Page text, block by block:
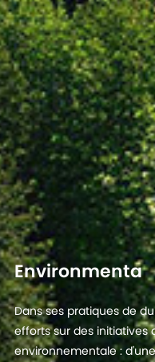
Environmenta
Dans ses pratiques de
efforts sur des initiatives
environnementale :